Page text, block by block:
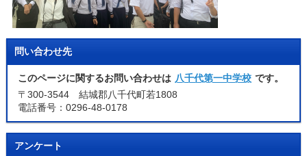
問い合わせ先
このページに関するお問い合わせは 八千代第一中学校 です。
〒300-3544 結城郡八千代町若1808
電話番号：0296-48-0178
アンケート